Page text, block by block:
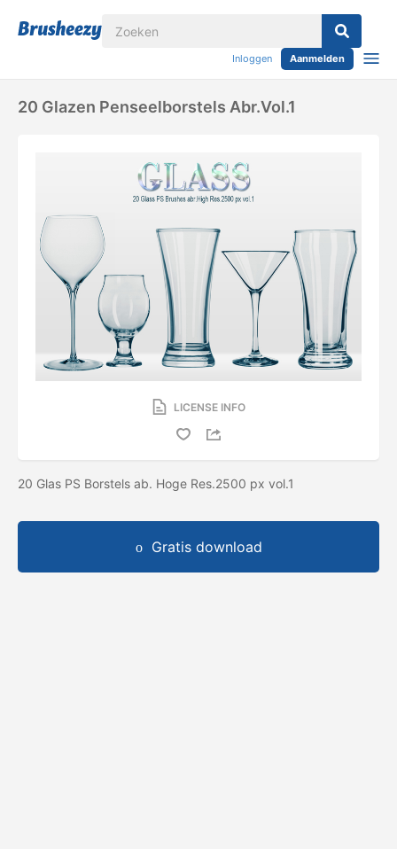
Inloggen Aanmelden
20 Glazen Penseelborstels Abr.vol.1
LICENSE INFO
20 Glas PS Borstels ab. Hoge Res.2500 px vol.1
Gratis download